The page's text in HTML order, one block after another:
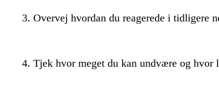
Overvej hvordan du reagerede i tidligere
Tjek hvor meget du kan undvære og hvor